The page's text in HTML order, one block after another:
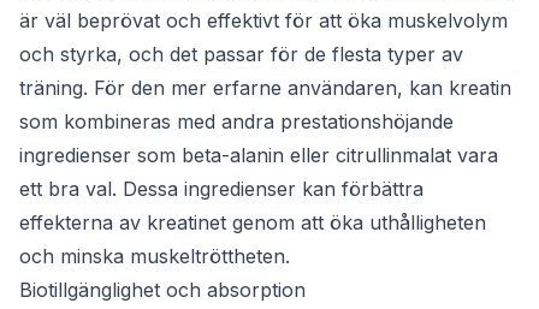
är väl beprövat och effektivt för att öka muskelvolym
och styrka, och det passar för de flesta typer av
träning. För den mer erfarne användaren, kan kreatin
som kombineras med andra prestationshöjande
ingredienser som beta-alanin eller citrullinmalat vara
ett bra val. Dessa ingredienser kan förbättra
effekterna av kreatinet genom att öka uthålligheten
och minska muskeltröttheten.
Biotillgänglighet och absorption